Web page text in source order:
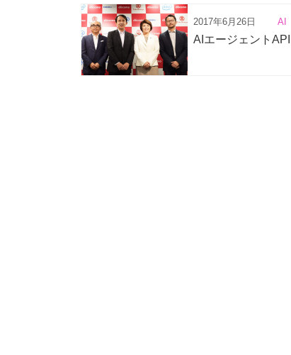
2017年6月26日 AI
AIエージェント